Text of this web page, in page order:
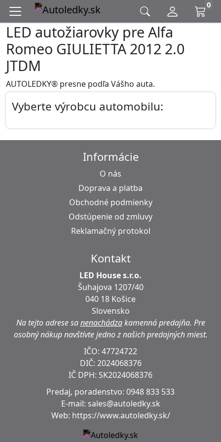
0
LED autožiarovky pre Alfa
Romeo GIULIETTA 2012 2.0
JTDM
AUTOLEDKY® presne podľa Vášho auta.
Vyberte výrobcu automobilu:
Informácie
O nás
Doprava a platba
Obchodné podmienky
Odstúpenie od zmluvy
Reklamačný protokol
Kontakt
LED House s.r.o.
Šuhajova 1207/40
040 18 Košice
Slovensko
Na tejto adrese sanenachádzakamenná predajňa. Pre
osobný nákup navštívte jedno z našich predajných miest.
IČO: 47724722
DIČ: 2024068376
IČ DPH: SK2024068376
Predaj, poradenstvo: 0948 833 533
E-mail: sales@autoledky.sk
Web: https://www.autoledky.sk/